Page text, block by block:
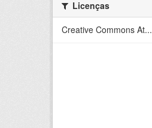
Licenças
Creative Commons At...